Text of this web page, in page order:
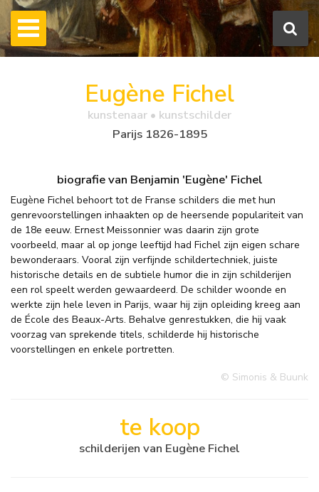
Eugène Fichel
kunstenaar • kunstschilder
Parijs 1826-1895
biografie van Benjamin 'Eugène' Fichel
Eugène Fichel behoort tot de Franse schilders die met hun
genrevoorstellingen inhaakten op de heersende populariteit van
de 18e eeuw. Ernest Meissonnier was daarin zijn grote
voorbeeld, maar al op jonge leeftijd had Fichel zijn eigen schare
bewonderaars. Vooral zijn verfijnde schildertechniek, juiste
historische details en de subtiele humor die in zijn schilderijen
een rol speelt werden gewaardeerd. De schilder woonde en
werkte zijn hele leven in Parijs, waar hij zijn opleiding kreeg aan
de École des Beaux-Arts. Behalve genrestukken, die hij vaak
voorzag van sprekende titels, schilderde hij historische
voorstellingen en enkele portretten.
© Simonis & Buunk
te koop
schilderijen van Eugène Fichel